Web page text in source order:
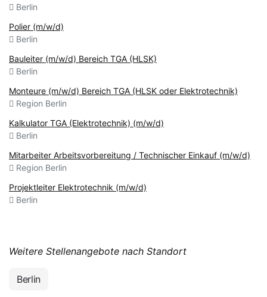
Berlin
Polier (m/w/d)
Berlin
Bauleiter (m/w/d) Bereich TGA (HLSK)
Berlin
Monteure (m/w/d) Bereich TGA (HLSK oder Elektrotechnik)
Region Berlin
Kalkulator TGA (Elektrotechnik) (m/w/d)
Berlin
Mitarbeiter Arbeitsvorbereitung / Technischer Einkauf (m/w/d)
Region Berlin
Projektleiter Elektrotechnik (m/w/d)
Berlin
Weitere Stellenangebote nach Standort
Berlin